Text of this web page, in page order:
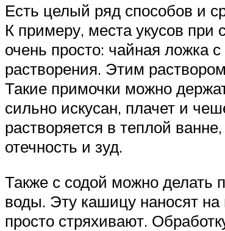
Есть целый ряд способов и
К примеру, места укусов при
очень просто: чайная ложка
растворения. Этим
Такие примочки можно
сильно искусан, плачет и
растворяется в теплой
отечность и зуд.
Также с содой можно делать
воды. Эту кашицу наносят
просто стряхивают.